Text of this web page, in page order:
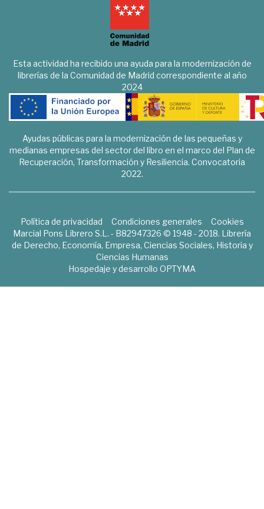
Esta actividad ha recibido una ayuda para la modernización de
librerías de la Comunidad de Madrid correspondiente al año
2024
Ayudas públicas para la modernización de las pequeñas y
medianas empresas del sector del libro en el marco del Plan de
Recuperación, Transformación y Resiliencia. Convocatoria
2022.
Política de privacidad Condiciones generales
Cookies
Marcial Pons Librero S.L. - B82947326 © 1948 - 2018. Librería
de Derecho, Economía, Empresa, Ciencias Sociales, Historia y
Ciencias Humanas
Hospedaje y desarrollo OPTYMA